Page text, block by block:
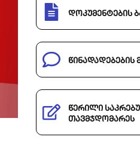
დოკუმენტების
წინადადებების
წერილი
თავმჯდომარეს